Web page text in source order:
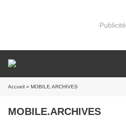
Publicité
Accueil » MOBILE.ARCHIVES
MOBILE.ARCHIVES